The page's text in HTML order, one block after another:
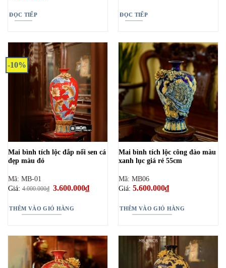
ĐỌC TIẾP ĐỌC TIẾP
-10%
Mai bình tích lộc đắp nổi sen cá
đẹp màu đỏ
Mã: MB-01
Giá:4.000.000₫ Giá
4.000.000₫.
3.600.000₫Giá
hiện
THÊM VÀO GIỎ HÀNG
Mai bình tích lộc công đào màu
xanh lục giá rẻ 55cm
Mã: MB06
Giá: 5.600.000₫
THÊM VÀO GIỎ HÀNG